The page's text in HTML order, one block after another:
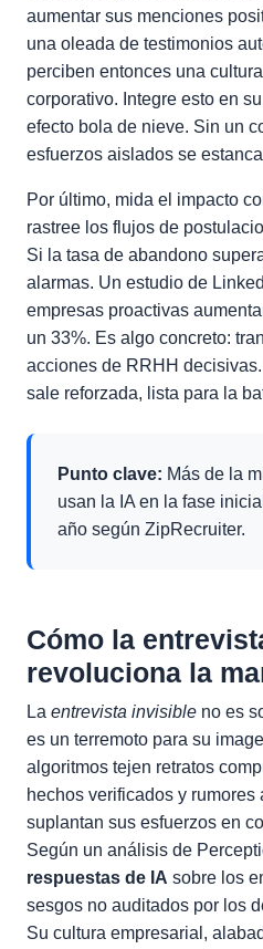
aumentar sus menciones
una oleada de testimonios
perciben entonces una
corporativo. Integre esto en su
efecto bola de nieve. Sin un
esfuerzos aislados se
Por último, mida el impacto
rastree los flujos de
Si la tasa de abandono
alarmas. Un estudio de
empresas proactivas
un 33%. Es algo concreto:
acciones de RRHH
sale reforzada, lista para la
Punto clave: Más de la
usan la IA en la fase
año según ZipRecruiter.
Cómo la
revoluciona la
La entrevista invisible no es
es un terremoto para su
algoritmos tejen retratos
hechos verificados y rumores
suplantan sus esfuerzos en
Según un análisis de
respuestas de IA sobre los
sesgos no auditados por los
Su cultura empresarial,